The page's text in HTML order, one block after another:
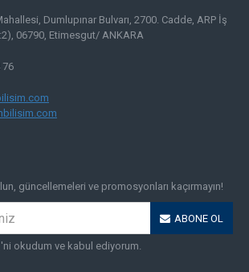
Dumlupınar Bulvarı, 2700. Cadde, ARP İş
06790, Etimesgut/ ANKARA
76
güncellemeleri ve promosyonları kaçırmayın!
ABONE OL
'ni okudum ve kabul ediyorum.